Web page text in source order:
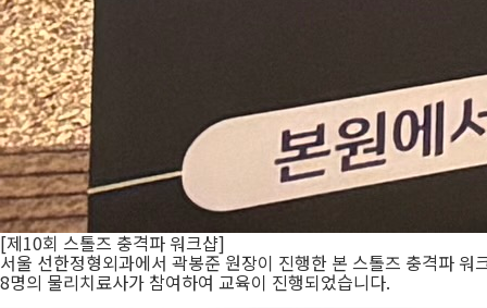
[제10회 스톨즈 충격파 워크샵]
서울 선한정형외과에서 곽봉준 원장이 진행한 본 스톨즈 충격파
8명의 물리치료사가 참여하여 교육이 진행되었습니다.